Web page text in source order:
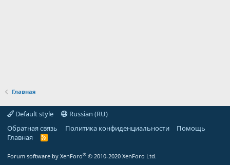
Главная
Default style
Russian (RU)
Обратная связь
Политика конфиденциальности
Помощь
Главная
R
Forum software by XenForo® © 2010-2020 XenForo Ltd.